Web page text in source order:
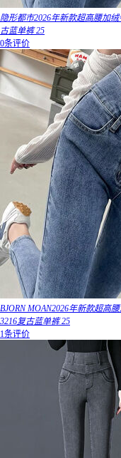
隐形都市2026年新款超高腰加
古蓝单裤 25
0条评价
BJORN MOAN2026年新款超高
3216复古蓝单裤 25
1条评价